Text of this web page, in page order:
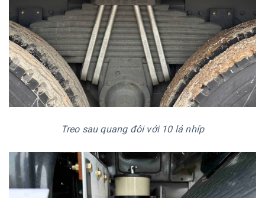
Treo sau quang đôi với 10 lá nhíp